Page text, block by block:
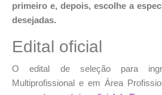
primeiro e, depois, escolhe a
desejadas.
Edital oficial
O edital de seleção para
Multiprofissional e em Área